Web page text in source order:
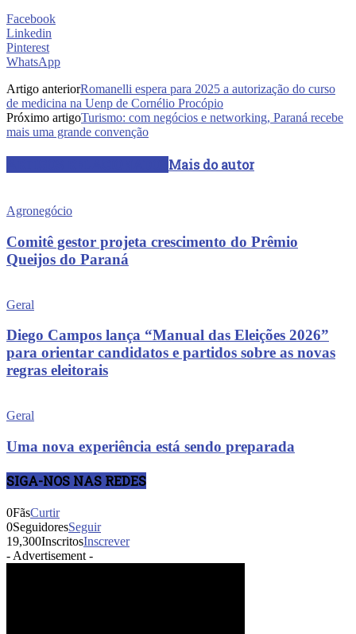
Facebook
Linkedin
Pinterest
WhatsApp
Artigo anteriorRomanelli espera para 2025 a autorização do curso
de medicina na Uenp de Cornélio Procópio
Próximo artigoTurismo: com negócios e networking, Paraná recebe
mais uma grande convenção
Mais do autor
Agronegócio
Comitê gestor projeta crescimento do Prêmio
Queijos do Paraná
Geral
Diego Campos lança “Manual das Eleições 2026”
para orientar candidatos e partidos sobre as novas
regras eleitorais
Geral
Uma nova experiência está sendo preparada
SIGA-NOS NAS REDES
0FãsCurtir
0SeguidoresSeguir
19,300InscritosInscrever
- Advertisement -